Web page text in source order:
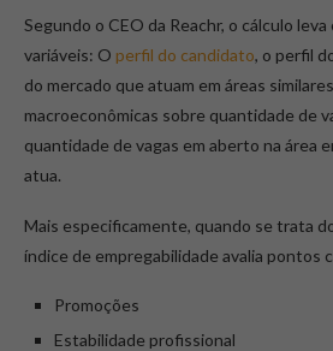
Segundo o CEO da Reachr, o cálculo
variáveis: O perfil do candidato, o perfil
do mercado que atuam em áreas
macroeconômicas sobre quantidade de
quantidade de vagas em aberto na área
atua.
Mais especificamente, quando se trata
índice de empregabilidade avalia pontos
Promoções
Estabilidade profissional